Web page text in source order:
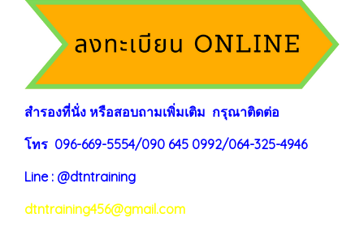
สำรองที่นั่ง หรือสอบถามเพิ่มเติม กรุณาติดต่อ
โทร 096-669-5554/090 645 0992/064-325-4946
Line : @dtntraining
dtntraining456@gmail.com